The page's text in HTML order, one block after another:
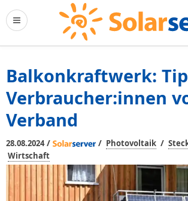
Balkonkraftwerk:
Verbraucher:innen
Verband
28.08.2024/ / Photovoltaik /
Wirtschaft